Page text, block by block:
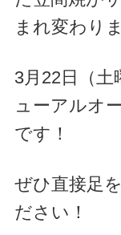
まれ変わり
3月22日（土
ューアルオ
です！
ぜひ直接足
ださい！